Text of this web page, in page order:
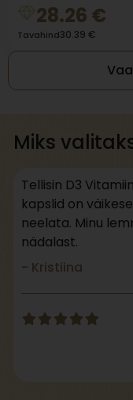
28.26 €
Tavahind30.39 €
Miks
- Kristiina
Tellisin D3
kapslid on
neelata. Minu
nädalast.